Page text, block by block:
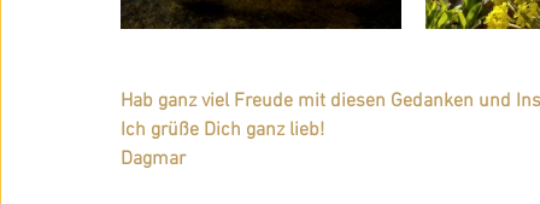
Hab ganz viel Freude mit diesen Gedanken und
Ich grüße Dich ganz lieb!
Dagmar